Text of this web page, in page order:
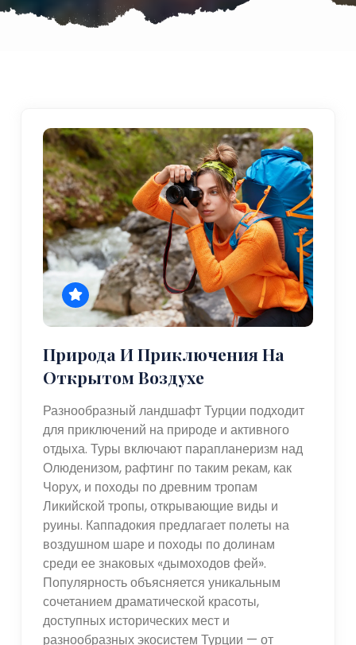
Природа И Приключения На
Открытом Воздухе
Разнообразный ландшафт Турции подходит
для приключений на природе и активного
отдыха. Туры включают парапланеризм над
Олюденизом, рафтинг по таким рекам, как
Чорух, и походы по древним тропам
Ликийской тропы, открывающие виды и
руины. Каппадокия предлагает полеты на
воздушном шаре и походы по долинам
среди ее знаковых «дымоходов фей».
Популярность объясняется уникальным
сочетанием драматической красоты,
доступных исторических мест и
разнообразных экосистем Турции — от